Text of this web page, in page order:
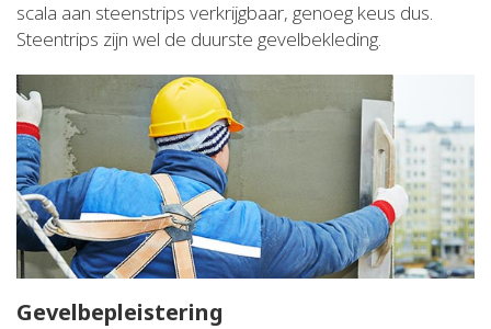
scala aan steenstrips verkrijgbaar, genoeg keus dus.
Steentrips zijn wel de duurste gevelbekleding.
Gevelbepleistering